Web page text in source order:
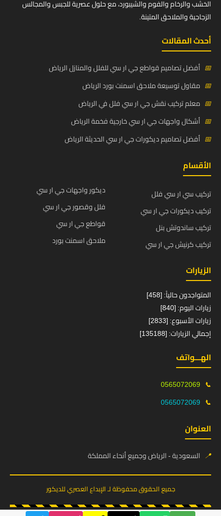
الخشب والرخام والفوم والشيبورد، مع حلول عصرية للجبس والمجالس
الزجاجية والملاحق المتينة.
أحدث المقالات
📅 أفضل تصاميم قواطع جي ار سي للفلل والمنازل الرياض
📅 مقاول توسيعة ملاحق اسمنت بورد الرياض
📅 معلم تركيب نقش جي ار سي فلل في الرياض
📅 أشكال واجهات جي ار سي خارجية فخمة الرياض
📅 أفضل تصاميم ديكورات جي ار سي الحديثة الرياض
الأقسام
تركيب سي ار سي فلل
تركيب ديكورات جي ار سي
تركيب ساندوتش بنل
تركيب كرنيش جي ار سي
ديكور واجهات جي ار سي
فلل وقصور جي ار سي
قواطع جي ار سي
ملاحق اسمنت بورد
الزيارات
المتواجدون حالياً: [458]
زيارات اليوم: [840]
زيارات الأسبوع: [2833]
إجمالي الزيارات: [135188]
الهـــواتف
📞
0565072069
📞
0565072069
العنوان
📍 السعودية - الرياض وجميع أنحاء المملكة
جميع الحقوق محفوظة لـ الإبداع العصري للديكور